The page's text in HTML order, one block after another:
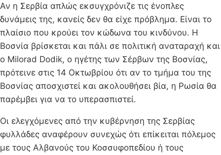
Αν η Σερβία απλώς εκσυγχρόνιζε τις ένοπλες
δυνάμεις της, κανείς δεν θα είχε πρόβλημα. Είναι το
πλαίσιο που κρούει τον κώδωνα του κινδύνου. Η
Βοσνία βρίσκεται και πάλι σε πολιτική αναταραχή και
ο Milorad Dodik, ο ηγέτης των Σέρβων της Βοσνίας,
πρότεινε στις 14 Οκτωβρίου ότι αν το τμήμα του της
Βοσνίας αποσχιστεί και ακολουθήσει βία, η Ρωσία θα
παρέμβει για να το υπερασπιστεί.
Οι ελεγχόμενες από την κυβέρνηση της Σερβίας
φυλλάδες αναφέρουν συνεχώς ότι επίκειται πόλεμος
με τους Αλβανούς του Κοσσυφοπεδίου ή τους